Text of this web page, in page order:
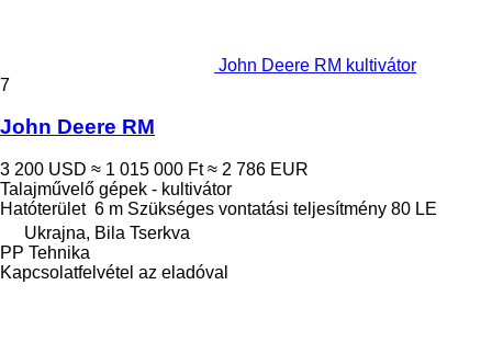
John Deere RM kultivátor
7
John Deere RM
3 200 USD ≈ 1 015 000 Ft ≈ 2 786 EUR
Talajművelő gépek - kultivátor
Hatóterület 6 m Szükséges vontatási teljesítmény 80 LE
Ukrajna, Bila Tserkva
PP Tehnika
Kapcsolatfelvétel az eladóval